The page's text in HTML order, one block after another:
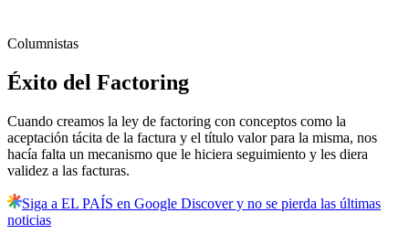
Columnistas
Éxito del Factoring
Cuando creamos la ley de factoring con conceptos como la
aceptación tácita de la factura y el título valor para la misma, nos
hacía falta un mecanismo que le hiciera seguimiento y les diera
validez a las facturas.
Siga a EL PAÍS en Google Discover y no se pierda las últimas
noticias